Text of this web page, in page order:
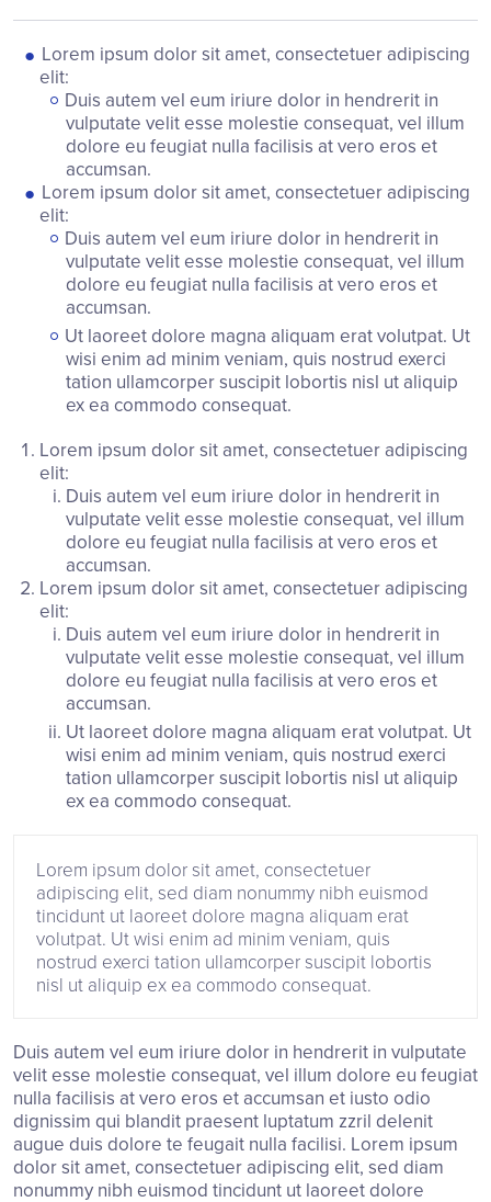
Lorem ipsum dolor sit amet, consectetuer adipiscing
elit:
Duis autem vel eum iriure dolor in hendrerit in
vulputate velit esse molestie consequat, vel illum
dolore eu feugiat nulla facilisis at vero eros et
accumsan.
Lorem ipsum dolor sit amet, consectetuer adipiscing
elit:
Duis autem vel eum iriure dolor in hendrerit in
vulputate velit esse molestie consequat, vel illum
dolore eu feugiat nulla facilisis at vero eros et
accumsan.
Ut laoreet dolore magna aliquam erat volutpat. Ut
wisi enim ad minim veniam, quis nostrud exerci
tation ullamcorper suscipit lobortis nisl ut aliquip
ex ea commodo consequat.
Lorem ipsum dolor sit amet, consectetuer adipiscing
elit:
Duis autem vel eum iriure dolor in hendrerit in
vulputate velit esse molestie consequat, vel illum
dolore eu feugiat nulla facilisis at vero eros et
accumsan.
Lorem ipsum dolor sit amet, consectetuer adipiscing
elit:
Duis autem vel eum iriure dolor in hendrerit in
vulputate velit esse molestie consequat, vel illum
dolore eu feugiat nulla facilisis at vero eros et
accumsan.
Ut laoreet dolore magna aliquam erat volutpat. Ut
wisi enim ad minim veniam, quis nostrud exerci
tation ullamcorper suscipit lobortis nisl ut aliquip
ex ea commodo consequat.
Lorem ipsum dolor sit amet, consectetuer
adipiscing elit, sed diam nonummy nibh euismod
tincidunt ut laoreet dolore magna aliquam erat
volutpat. Ut wisi enim ad minim veniam, quis
nostrud exerci tation ullamcorper suscipit lobortis
nisl ut aliquip ex ea commodo consequat.
Duis autem vel eum iriure dolor in hendrerit in vulputate
velit esse molestie consequat, vel illum dolore eu feugiat
nulla facilisis at vero eros et accumsan et iusto odio
dignissim qui blandit praesent luptatum zzril delenit
augue duis dolore te feugait nulla facilisi. Lorem ipsum
dolor sit amet, consectetuer adipiscing elit, sed diam
nonummy nibh euismod tincidunt ut laoreet dolore